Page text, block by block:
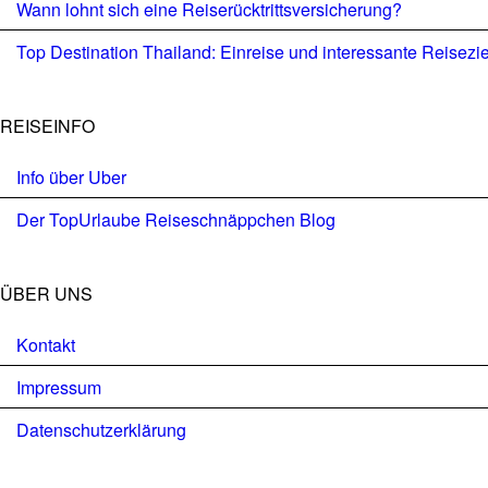
Wann lohnt sich eine Reiserücktrittsversicherung?
Top Destination Thailand: Einreise und interessante
REISEINFO
Info über Uber
Der TopUrlaube Reiseschnäppchen Blog
ÜBER UNS
Kontakt
Impressum
Datenschutzerklärung